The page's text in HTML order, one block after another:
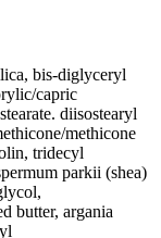
bis-diglyceryl
capric
diisostearyl
methicone
tridecyl
parkii (shea)
butter, argania